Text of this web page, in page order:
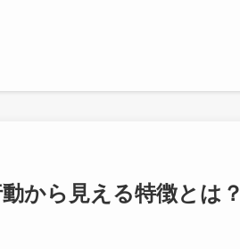
から見える特徴とは